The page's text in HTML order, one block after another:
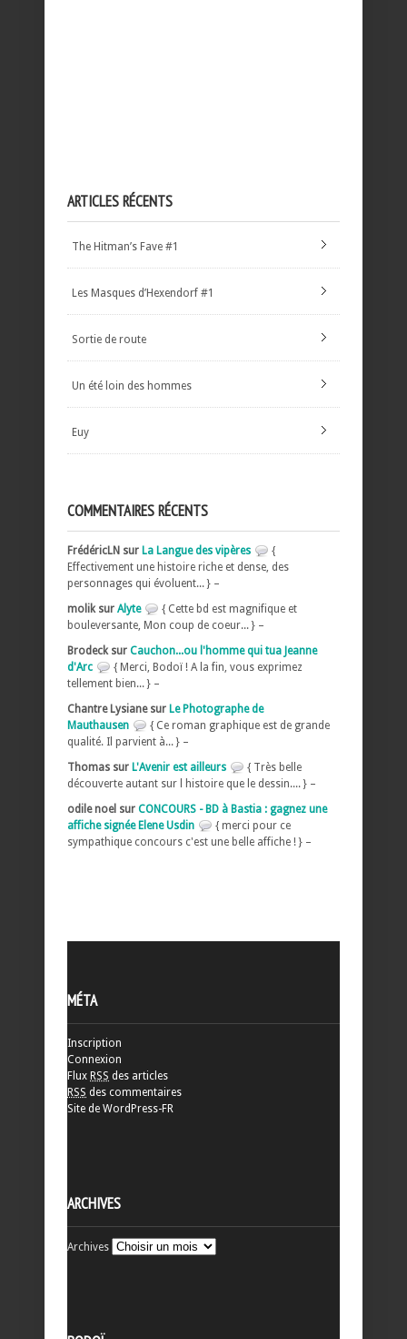
ARTICLES RÉCENTS
The Hitman’s Fave #1
Les Masques d’Hexendorf #1
Sortie de route
Un été loin des hommes
Euy
COMMENTAIRES RÉCENTS
FrédéricLN sur La Langue des vipères
{
Effectivement une histoire riche et dense, des
personnages qui évoluent... } –
molik sur Alyte
{ Cette bd est magnifique et
bouleversante, Mon coup de coeur... } –
Brodeck sur Cauchon...ou l'homme qui tua Jeanne
d'Arc
{ Merci, Bodoï ! A la fin, vous exprimez
tellement bien... } –
Chantre Lysiane sur Le Photographe de
Mauthausen
{ Ce roman graphique est de grande
qualité. Il parvient à... } –
Thomas sur L'Avenir est ailleurs
{ Très belle
découverte autant sur l histoire que le dessin.... } –
odile noel sur CONCOURS - BD à Bastia : gagnez une
affiche signée Elene Usdin
{ merci pour ce
sympathique concours c'est une belle affiche ! } –
MÉTA
Inscription
Connexion
Flux RSS des articles
RSS des commentaires
Site de WordPress-FR
ARCHIVES
Archives